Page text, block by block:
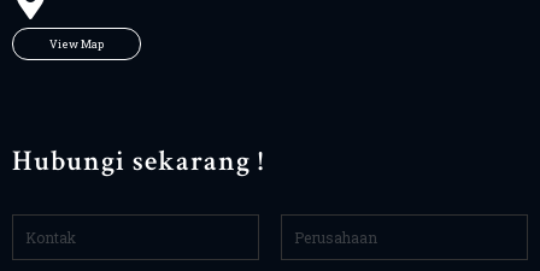
View Map
Hubungi sekarang !